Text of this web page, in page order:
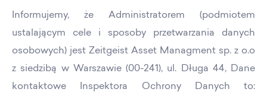
Informujemy, że Administratorem (podmiotem
ustalającym cele i sposoby przetwarzania danych
osobowych) jest Zeitgeist Asset Managment sp. z o.o
z siedzibą w Warszawie (00-241), ul. Długa 44, Dane
kontaktowe Inspektora Ochrony Danych to: